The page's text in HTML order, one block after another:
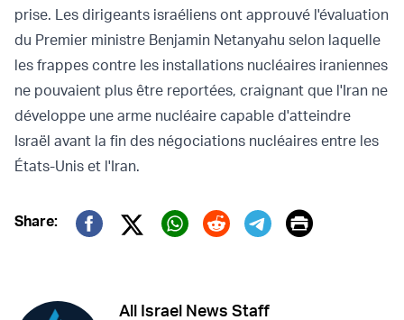
prise. Les dirigeants israéliens ont approuvé l'évaluation
du Premier ministre Benjamin Netanyahu selon laquelle
les frappes contre les installations nucléaires iraniennes
ne pouvaient plus être reportées, craignant que l'Iran ne
développe une arme nucléaire capable d'atteindre
Israël avant la fin des négociations nucléaires entre les
États-Unis et l'Iran.
Share:
Twitter (X)
Print
All Israel News Staff